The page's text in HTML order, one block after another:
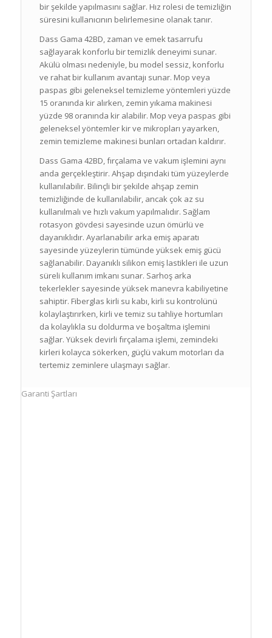
bir şekilde yapılmasını sağlar. Hız rolesi de temizliğin
süresini kullanıcının belirlemesine olanak tanır.
Dass Gama 42BD, zaman ve emek tasarrufu
sağlayarak konforlu bir temizlik deneyimi sunar.
Akülü olması nedeniyle, bu model sessiz, konforlu
ve rahat bir kullanım avantajı sunar. Mop veya
paspas gibi geleneksel temizleme yöntemleri yüzde
15 oranında kir alırken, zemin yıkama makinesi
yüzde 98 oranında kir alabilir. Mop veya paspas gibi
geleneksel yöntemler kir ve mikropları yayarken,
zemin temizleme makinesi bunları ortadan kaldırır.
Dass Gama 42BD, fırçalama ve vakum işlemini aynı
anda gerçekleştirir. Ahşap dışındaki tüm yüzeylerde
kullanılabilir. Bilinçli bir şekilde ahşap zemin
temizliğinde de kullanılabilir, ancak çok az su
kullanılmalı ve hızlı vakum yapılmalıdır. Sağlam
rotasyon gövdesi sayesinde uzun ömürlü ve
dayanıklıdır. Ayarlanabilir arka emiş aparatı
sayesinde yüzeylerin tümünde yüksek emiş gücü
sağlanabilir. Dayanıklı silikon emiş lastikleri ile uzun
süreli kullanım imkanı sunar. Sarhoş arka
tekerlekler sayesinde yüksek manevra kabiliyetine
sahiptir. Fiberglas kirli su kabı, kirli su kontrolünü
kolaylaştırırken, kirli ve temiz su tahliye hortumları
da kolaylıkla su doldurma ve boşaltma işlemini
sağlar. Yüksek devirli fırçalama işlemi, zemindeki
kirleri kolayca sökerken, güçlü vakum motorları da
tertemiz zeminlere ulaşmayı sağlar.
Garanti Şartları